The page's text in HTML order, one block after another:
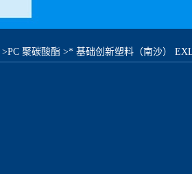
>PC 聚碳酸酯 >* 基础创新塑料（南沙）